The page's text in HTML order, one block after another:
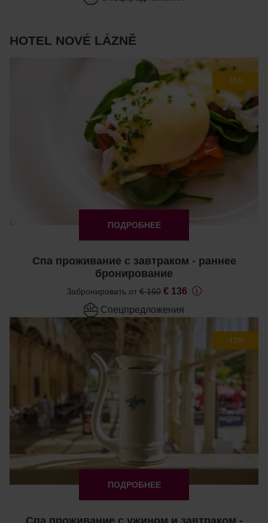
HOTEL NOVÉ LÁZNĚ
-15%
ПОДРОБНЕЕ
Спа проживание с завтраком - раннее
бронирование
Забронировать от € 160 € 136
Cпецпредложения
-15%
ПОДРОБНЕЕ
Спа проживание с ужином и завтраком -